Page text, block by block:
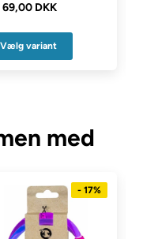
69,00 DKK
Vælg variant
med
- 17%